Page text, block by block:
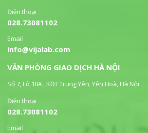
Điện thoại
028.73081102
Email
info@vijalab.com
VĂN PHÒNG GIAO DỊCH HÀ NỘI
Số 7, Lô 10A , KĐT Trung Yên, Yên Hoà, Hà Nội
Điện thoại
028.73081102
Email